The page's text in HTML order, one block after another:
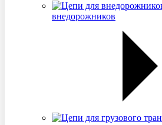
внедорожников